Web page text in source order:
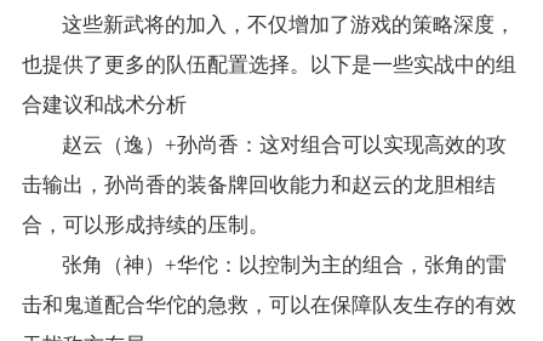
这些新武将的加入，不仅增加了游戏的策略深度，
也提供了更多的队伍配置选择。以下是一些实战中的组
合建议和战术分析
赵云（逸）+孙尚香：这对组合可以实现高效的攻
击输出，孙尚香的装备牌回收能力和赵云的龙胆相结
合，可以形成持续的压制。
张角（神）+华佗：以控制为主的组合，张角的雷
击和鬼道配合华佗的急救，可以在保障队友生存的有效